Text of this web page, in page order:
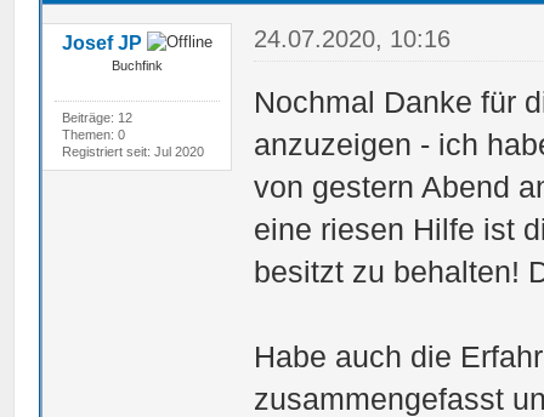
Josef JP
Buchfink
Beiträge: 12
Themen: 0
Registriert seit: Jul 2020
24.07.2020, 10:16
Nochmal Danke für
anzuzeigen - ich
von gestern Abend
eine riesen Hilfe ist
besitzt zu behalten!
Habe auch die
zusammengefasst